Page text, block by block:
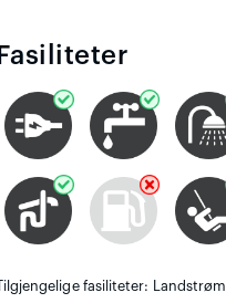
Fasiliteter
Tilgjengelige fasiliteter: